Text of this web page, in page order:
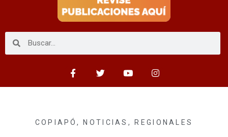
COPIAPÓ ,NOTICIAS ,REGIONALES